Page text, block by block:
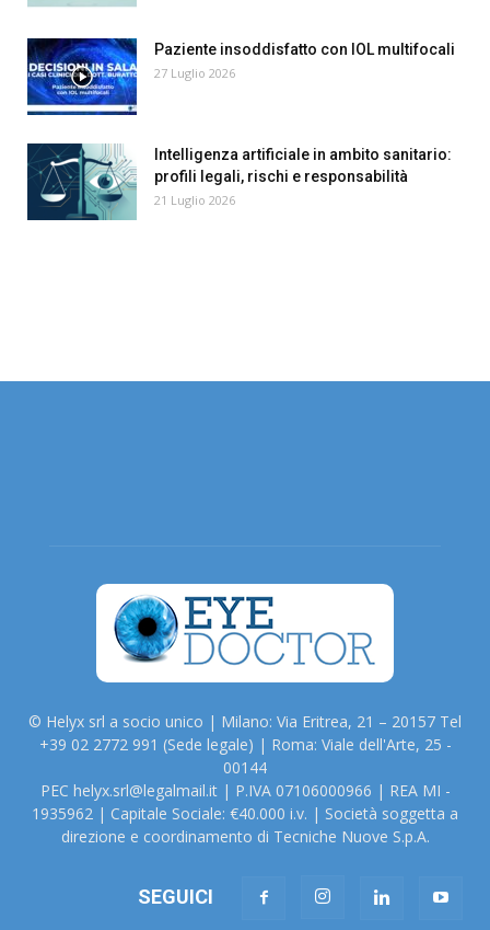
Paziente insoddisfatto con IOL multifocali
27 Luglio 2026
Intelligenza artificiale in ambito sanitario:
profili legali, rischi e responsabilità
21 Luglio 2026
© Helyx srl a socio unico | Milano: Via Eritrea, 21 – 20157 Tel
+39 02 2772 991 (Sede legale) | Roma: Viale dell'Arte, 25 -
00144
PEC helyx.srl@legalmail.it | P.IVA 07106000966 | REA MI -
1935962 | Capitale Sociale: €40.000 i.v. | Società soggetta a
direzione e coordinamento di Tecniche Nuove S.p.A.
SEGUICI